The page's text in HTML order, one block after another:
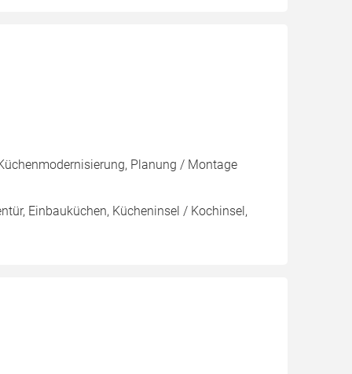
Planung / Montage
Einbauküchen, Kücheninsel / Kochinsel,